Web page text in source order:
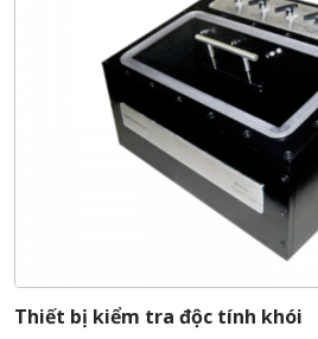
Thiết bị kiểm tra độc tính khói